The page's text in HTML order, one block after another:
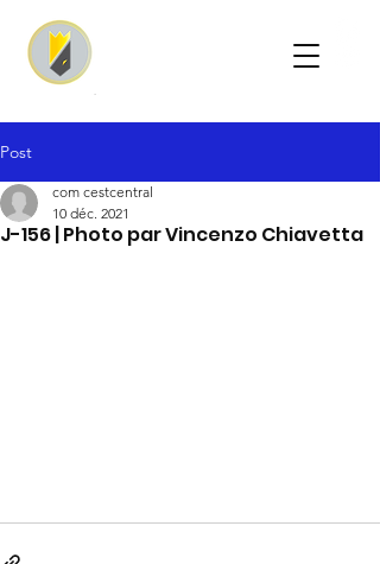
Post
J-156 | Photo par Vincenzo Chiavetta
com cestcentral
10 déc. 2021